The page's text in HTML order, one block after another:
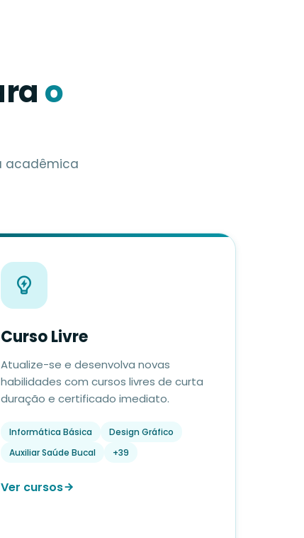
o
acadêmica
Curso Livre
Atualize-se e desenvolva novas
habilidades com cursos livres de curta
duração e certificado imediato.
Informática Básica
Design Gráfico
Auxiliar Saúde Bucal
+39
Ver cursos